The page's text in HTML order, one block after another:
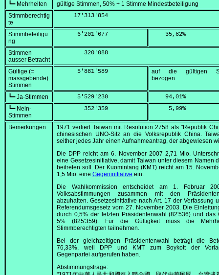
┗━ Mehrheiten
gültige Stimmen, 50% + 1 Stimme Mindestbeteiligung
Stimmberechtig
te
     17'313'854
Stimmbeteiligu
ng
      6'201'677
    35,82
%
Stimmen
ausser Betracht
        320'088
Gültige (=
massgebende)
Stimmen
      5'881'589
auf die gültigen
bezogen
┗━ Ja-Stimmen
      5'529'230
    94,01
%
┗━ Nein-
Stimmen
        352'359
     5,99
%
Bemerkungen
1971 verliert Taiwan mit Resolution 2758 als "Republik
chinesischen UNO-Sitz an die Volksrepublik China.
seither jedes Jahr einen Aufnahmeantrag, der abgewiesen
Die DPP reicht am6. November 2007 2,71 Mio.
eine Gesetzesinitiative, damit Taiwan unter diesem Namen
beitreten soll. Der Kuomintang (KMT) reicht am 15.
1,5 Mio. eine Gegeninitiative ein.
Die Wahlkommission entscheidet am 1. Februar
Volksabstimmungen zusammen mit den
abzuhalten. Gesetzesinitiative nach Art. 17 der Verfassung
Referendumsgesetz vom 27. November 2003. Die
durch 0,5% der letzten Präsidentenwahl (82'536) und das
5% (825'359). Für die Gültigkeit muss die
Stimmberechtigten teilnehmen.
Bei der gleichzeitigen Präsidentenwahl beträgt die
76,33%, weil DPP und KMT zum Boykott der
Gegenpartei aufgerufen haben.
Abstimmungsfrage: